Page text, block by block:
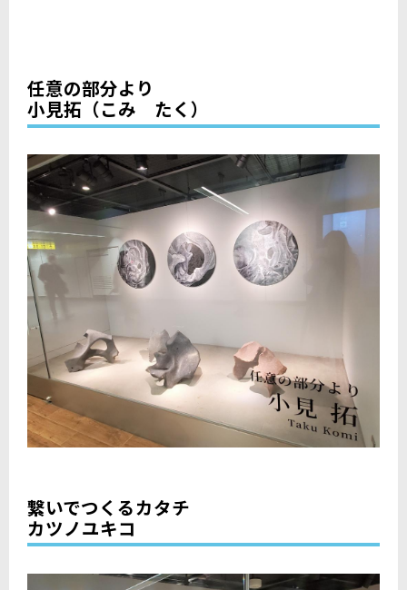
任意の部分より
小見拓（こみ たく）
繋いでつくるカタチ
カツノユキコ